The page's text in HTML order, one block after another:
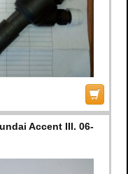
Accent III. 06-